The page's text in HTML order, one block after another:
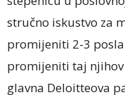
stručno iskustvo za
promijeniti 2-3
promijeniti taj njihov
glavna Deloitteova